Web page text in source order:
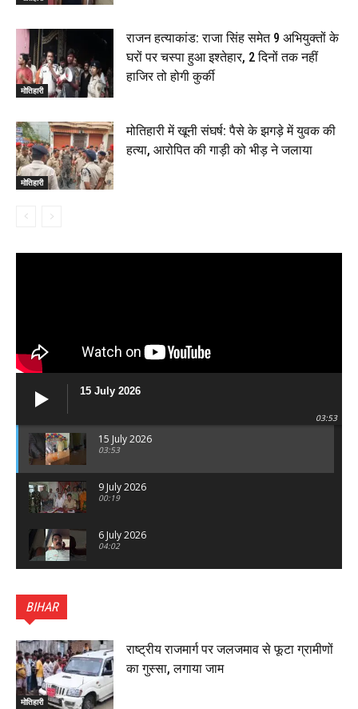
मोतिहारी
राजन हत्याकांड: राजा सिंह समेत 9 अभियुक्तों के
घरों पर चस्पा हुआ इश्तेहार, 2 दिनों तक नहीं
हाजिर तो होगी कुर्की
मोतिहारी
मोतिहारी में खूनी संघर्ष: पैसे के झगड़े में युवक की
हत्या, आरोपित की गाड़ी को भीड़ ने जलाया
15 July 2026
03:53
15 July 2026
03:53
9 July 2026
00:19
6 July 2026
04:02
का भव्य पथ संचलन, 5 July 2026
00:22
बेतिया : मझौलिया में 1.24 क्विंटल गांजा के साथ बोलेरो ज़ब्त, दो
तस्कर गिरफ्तार, 4 July 2026
00:39
BIHAR
मोतिहारी
राष्ट्रीय राजमार्ग पर जलजमाव से फूटा ग्रामीणों
का गुस्सा, लगाया जाम